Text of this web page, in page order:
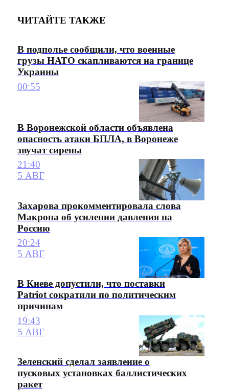
ЧИТАЙТЕ ТАКЖЕ
В подполье сообщили, что военные
грузы НАТО скапливаются на границе
Украины
00:55
В Воронежской области объявлена
опасность атаки БПЛА, в Воронеже
звучат сирены
21:40
5 АВГ
Захарова прокомментировала слова
Макрона об усилении давления на
Россию
20:24
5 АВГ
В Киеве допустили, что поставки
Patriot сократили по политическим
причинам
19:43
5 АВГ
Зеленский сделал заявление о
пусковых установках баллистических
ракет